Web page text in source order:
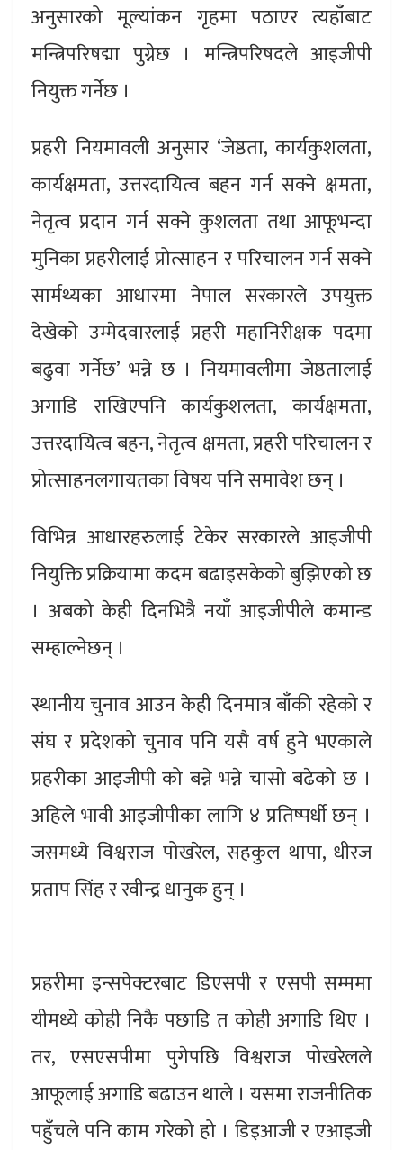
अनुसारको मूल्यांकन गृहमा पठाएर त्यहाँबाट
मन्त्रिपरिषद्मा पुग्नेछ । मन्त्रिपरिषदले आइजीपी
नियुक्त गर्नेछ ।
प्रहरी नियमावली अनुसार ‘जेष्ठता, कार्यकुशलता,
कार्यक्षमता, उत्तरदायित्व बहन गर्न सक्ने क्षमता,
नेतृत्व प्रदान गर्न सक्ने कुशलता तथा आफूभन्दा
मुनिका प्रहरीलाई प्रोत्साहन र परिचालन गर्न सक्ने
सार्मथ्यका आधारमा नेपाल सरकारले उपयुक्त
देखेको उम्मेदवारलाई प्रहरी महानिरीक्षक पदमा
बढुवा गर्नेछ’ भन्ने छ । नियमावलीमा जेष्ठतालाई
अगाडि राखिएपनि कार्यकुशलता, कार्यक्षमता,
उत्तरदायित्व बहन, नेतृत्व क्षमता, प्रहरी परिचालन र
प्रोत्साहनलगायतका विषय पनि समावेश छन् ।
विभिन्न आधारहरुलाई टेकेर सरकारले आइजीपी
नियुक्ति प्रक्रियामा कदम बढाइसकेको बुझिएको छ
। अबको केही दिनभित्रै नयाँ आइजीपीले कमान्ड
सम्हाल्नेछन् ।
स्थानीय चुनाव आउन केही दिनमात्र बाँकी रहेको र
संघ र प्रदेशको चुनाव पनि यसै वर्ष हुने भएकाले
प्रहरीका आइजीपी को बन्ने भन्ने चासो बढेको छ ।
अहिले भावी आइजीपीका लागि ४ प्रतिष्पर्धी छन् ।
जसमध्ये विश्वराज पोखरेल, सहकुल थापा, धीरज
प्रताप सिंह र रवीन्द्र धानुक हुन् ।
प्रहरीमा इन्सपेक्टरबाट डिएसपी र एसपी सम्ममा
यीमध्ये कोही निकै पछाडि त कोही अगाडि थिए ।
तर, एसएसपीमा पुगेपछि विश्वराज पोखरेलले
आफूलाई अगाडि बढाउन थाले । यसमा राजनीतिक
पहुँचले पनि काम गरेको हो । डिइआजी र एआइजी